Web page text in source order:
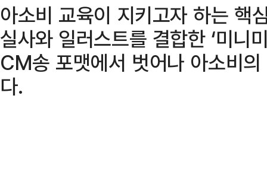
아소비 교육이 지키고자 하는 핵
실사와 일러스트를 결합한 ‘미니
CM송 포맷에서 벗어나 아소비
다.